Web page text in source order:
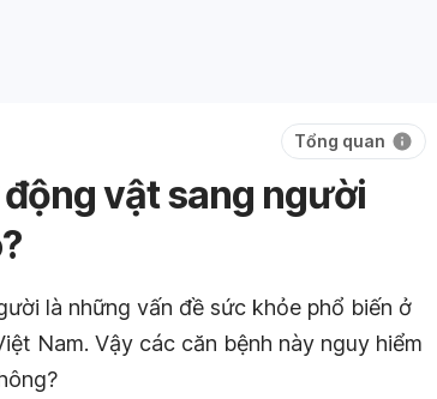
Tổng quan
vật sang người
là những vấn đề sức khỏe phổ biến ở
Nam. Vậy các căn bệnh này nguy hiểm